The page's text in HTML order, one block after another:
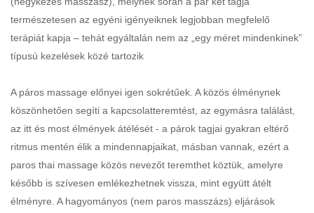
természetesen az egyéni igényeiknek legjobban megfelelő
terápiát kapja – tehát egyáltalán nem az „egy méret mindenkinek”
típusú kezelések közé tartozik
A páros massage előnyei igen sokrétűek. A közös élménynek
köszönhetően segíti a kapcsolatteremtést, az egymásra találást,
az itt és most élmények átélését - a párok tagjai gyakran eltérő
ritmus mentén élik a mindennapjaikat, másban vannak, ezért a
paros thai massage közös nevezőt teremthet köztük, amelyre
később is szívesen emlékezhetnek vissza, mint együtt átélt
élményre. A hagyományos (nem paros masszázs) eljárások